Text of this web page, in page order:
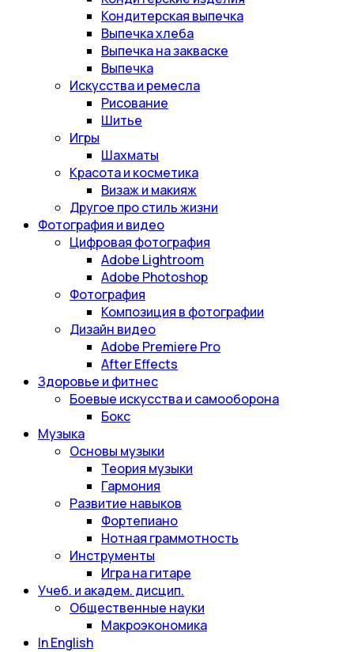
Кондитерская выпечка
Выпечка хлеба
Выпечка на закваске
Выпечка
Искусства и ремесла
Рисование
Шитье
Игры
Шахматы
Красота и косметика
Визаж и макияж
Другое про стиль жизни
Фотография и видео
Цифровая фотография
Adobe Lightroom
Adobe Photoshop
Фотография
Композиция в фотографии
Дизайн видео
Adobe Premiere Pro
After Effects
Здоровье и фитнес
Боевые искусства и самооборона
Бокс
Музыка
Основы музыки
Теория музыки
Гармония
Развитие навыков
Фортепиано
Нотная граммотность
Инструменты
Игра на гитаре
Учеб. и академ. дисцип.
Общественные науки
Макроэкономика
In English